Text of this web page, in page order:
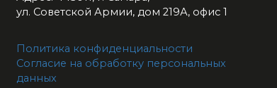
ул. Советской Армии, дом 219А, офис 1
Политика конфиденциальности
Согласие на обработку персональных
данных